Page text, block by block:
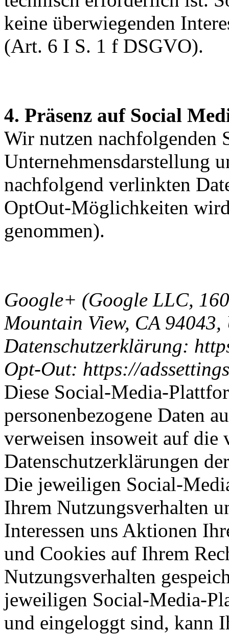
keine überwiegenden
(Art. 6 I S. 1 f DSGVO).
4. Präsenz auf Social
Wir nutzen nachfolgenden
Unternehmensdarstellung
nachfolgend verlinkten
OptOut-Möglichkeiten
genommen).
Google+ (Google LLC,
Mountain View, CA 94043,
Datenschutzerklärung:
Opt-Out: https://
Diese Social-Media-
personenbezogene Daten
verweisen insoweit auf die
Datenschutzerklärungen
Die jeweiligen Social-
Ihrem Nutzungsverhalten
Interessen uns Aktionen
und Cookies auf Ihrem
Nutzungsverhalten
jeweiligen Social-Media-
und eingeloggt sind, kann